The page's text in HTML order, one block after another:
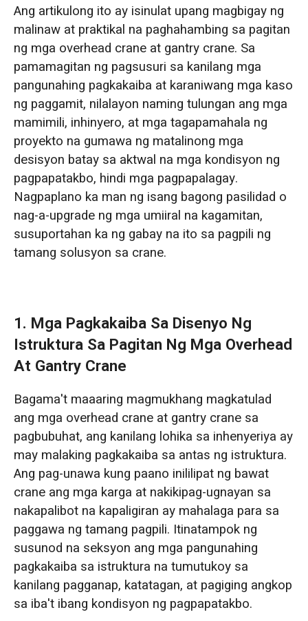
2. Mga Pagkakaiba sa Aplikasyon sa Iba't
Ibang Industriya para sa mga Overhead at
Gantry Crane
Industriya ng Aplikasyon ng Overhead Crane
Industriya ng Aplikasyon ng Gantry Cranes
3. Paghahambing ng Gastos para sa mga
Overhead at Gantry Crane
Pagpili ng Pinakamahusay na Solusyon sa
Crane para sa Iyong Kapaligiran sa
Operasyon
2. Kapaligiran ng Aplikasyon: Kahusayan sa
Loob ng Bahay vs. Kakayahang Lumabas sa
Bahay
3. Perspektibo sa Gastos: Kabuuang Gastos
ng Proyekto Kaysa sa Presyo ng Kagamitan
Bakit Pumili ng Dafang Crane para sa Iyong
Mga Solusyon sa Pag-aangat
Ang artikulong ito ay isinulat upang magbigay ng
malinaw at praktikal na paghahambing sa pagitan
ng mga overhead crane at gantry crane. Sa
pamamagitan ng pagsusuri sa kanilang mga
pangunahing pagkakaiba at karaniwang mga kaso
ng paggamit, nilalayon naming tulungan ang mga
mamimili, inhinyero, at mga tagapamahala ng
proyekto na gumawa ng matalinong mga
desisyon batay sa aktwal na mga kondisyon ng
pagpapatakbo, hindi mga pagpapalagay.
Nagpaplano ka man ng isang bagong pasilidad o
nag-a-upgrade ng mga umiiral na kagamitan,
susuportahan ka ng gabay na ito sa pagpili ng
tamang solusyon sa crane.
1. Mga Pagkakaiba Sa Disenyo Ng
Istruktura Sa Pagitan Ng Mga Overhead
At Gantry Crane
Bagama't maaaring magmukhang magkatulad
ang mga overhead crane at gantry crane sa
pagbubuhat, ang kanilang lohika sa inhenyeriya ay
may malaking pagkakaiba sa antas ng istruktura.
Ang pag-unawa kung paano inililipat ng bawat
crane ang mga karga at nakikipag-ugnayan sa
nakapalibot na kapaligiran ay mahalaga para sa
paggawa ng tamang pagpili. Itinatampok ng
susunod na seksyon ang mga pangunahing
pagkakaiba sa istruktura na tumutukoy sa
kanilang pagganap, katatagan, at pagiging angkop
sa iba't ibang kondisyon ng pagpapatakbo.